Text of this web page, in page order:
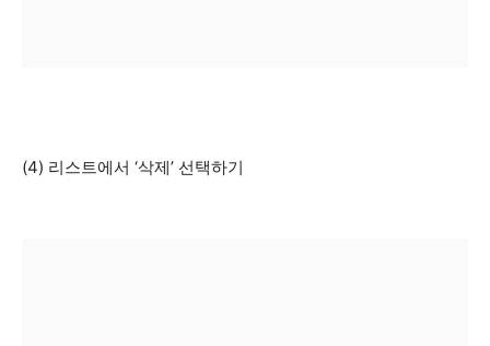
(4) 리스트에서 ‘삭제’ 선택하기